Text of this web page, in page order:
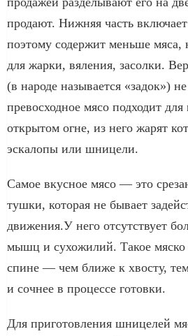
продают. Нижняя часть включает
поэтому содержит меньше мяса,
для жарки, вяления, засолки.
(в народе называется «задок»)
превосходное мясо подходит
открытом огне, из него жарят
эскалопы или шницели.
Самое вкусное мясо — это
тушки, которая не бывает
движения.У него отсутствует
мышц и сухожилий. Такое мяско
спине — чем ближе к хвосту,
и сочнее в процессе готовки.
Для приготовления шницелей